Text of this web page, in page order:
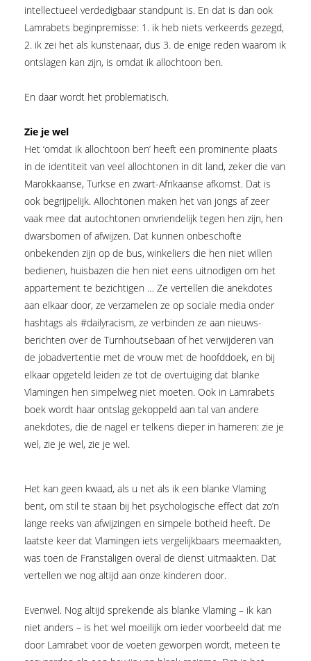
intellectueel verdedigbaar standpunt is. En dat is dan ook
Lamrabets beginpremisse: 1. ik heb niets verkeerds gezegd,
2. ik zei het als kunstenaar, dus 3. de enige reden waarom ik
ontslagen kan zijn, is omdat ik allochtoon ben.
En daar wordt het problematisch.
Zie je wel
Het ‘omdat ik allochtoon ben’ heeft een prominente plaats
in de identiteit van veel allochtonen in dit land, zeker die van
Marokkaanse, Turkse en zwart-Afrikaanse afkomst. Dat is
ook begrijpelijk. Allochtonen maken het van jongs af zeer
vaak mee dat autochtonen onvriendelijk tegen hen zijn, hen
dwarsbomen of afwijzen. Dat kunnen onbeschofte
onbekenden zijn op de bus, winkeliers die hen niet willen
bedienen, huisbazen die hen niet eens uitnodigen om het
appartement te bezichtigen … Ze vertellen die anekdotes
aan elkaar door, ze verzamelen ze op sociale media onder
hashtags als #daily­racism, ze verbinden ze aan nieuws­
berichten over de Turnhoutsebaan of het verwijderen van
de jobadvertentie met de vrouw met de hoofddoek, en bij
elkaar opgeteld leiden ze tot de overtuiging dat blanke
Vlamingen hen simpelweg niet moeten. Ook in Lamrabets
boek wordt haar ontslag gekoppeld aan tal van andere
anekdotes, die de nagel er telkens dieper in hameren: zie je
wel, zie je wel, zie je wel.
Het kan geen kwaad, als u net als ik een blanke Vlaming
bent, om stil te staan bij het psychologische effect dat zo’n
lange reeks van afwijzingen en simpele botheid heeft. De
laatste keer dat Vlamingen iets vergelijkbaars meemaakten,
was toen de Franstaligen overal de dienst uitmaakten. Dat
vertellen we nog altijd aan onze kinderen door.
Evenwel. Nog altijd sprekende als blanke Vlaming – ik kan
niet anders – is het wel moeilijk om ieder voorbeeld dat me
door Lamrabet voor de voeten geworpen wordt, meteen te